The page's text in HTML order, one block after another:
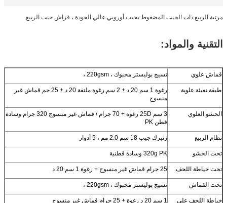
مرتبة الربيع ذات الجيب المضغوط بجيب أوروبي عالي الجودة ، فراش جيب الربيع
التقنية والمواد:
قماش علوي نسيج بوليستر محبوك ، 220gsm ،
طبقة تعبئة علوية
رغوة 1 سم 20 د + 2 سم رغوة ملتفة 20 د + 25 جم قماش غير
منسوج
الحشو العلوي
3 سم 25D رغوة + 70 جرام / قماش غير منسوج 320 جرام وسادة
قطن PK
نظام الربيع زنبرك جيب 18 سم 2.0 مم ، 5 أدوار
تحت الحشو 320g PK وسادة قطنية
تحت خياطة اللحف 25 جرام قماش غير منسوج + رغوة 1 سم 20 د
تحت القماش نسيج بوليستر محبوك ، 220gsm ،
خياطة اللحف على
1 سم 20 د رغوة + 25 جرام قماش غير منسوج